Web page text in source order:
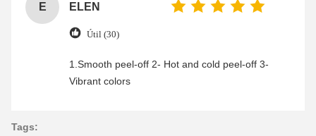
E ELEN
Útil (30)
1.Smooth peel-off 2- Hot and cold peel-off 3-
Vibrant colors
Tags: